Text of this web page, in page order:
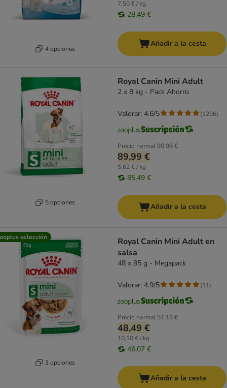
4 opciones
7,50 € / kg
28,49 €
Añadir a la cesta
5 opciones
Royal Canin Mini Adult
2 x 8 kg - Pack Ahorro
Precio normal90,98 €
89,99 €
5,62 € / kg
85,49 €
Valorar: 4.6/5 (1206)
Añadir a la cesta
selección
3 opciones
Royal Canin Mini Adult en
salsa
48 x 85 g - Megapack
Precio normal 51,16 €
48,49 €
10,10 € / kg
46,07 €
Valorar: 4.9/5 (11)
Añadir a la cesta